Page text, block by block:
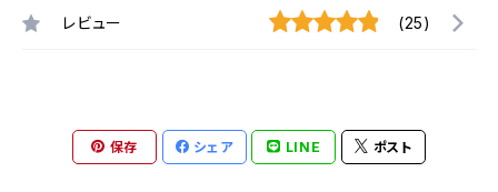
レビュー (25)
保存 シェア LINE ポスト